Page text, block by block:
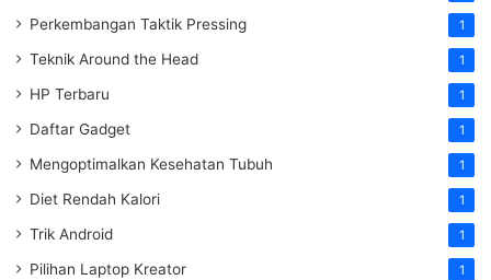
Perkembangan Taktik Pressing 1
Teknik Around the Head 1
HP Terbaru 1
Daftar Gadget 1
Mengoptimalkan Kesehatan Tubuh 1
Diet Rendah Kalori 1
Trik Android 1
Pilihan Laptop Kreator 1